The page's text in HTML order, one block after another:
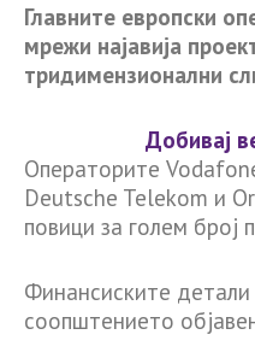
Главните европски
мрежи најавија
тридимензионални
Добивај
Операторите
Deutsche Telekom и
повици за голем број
Финансиските
соопштението